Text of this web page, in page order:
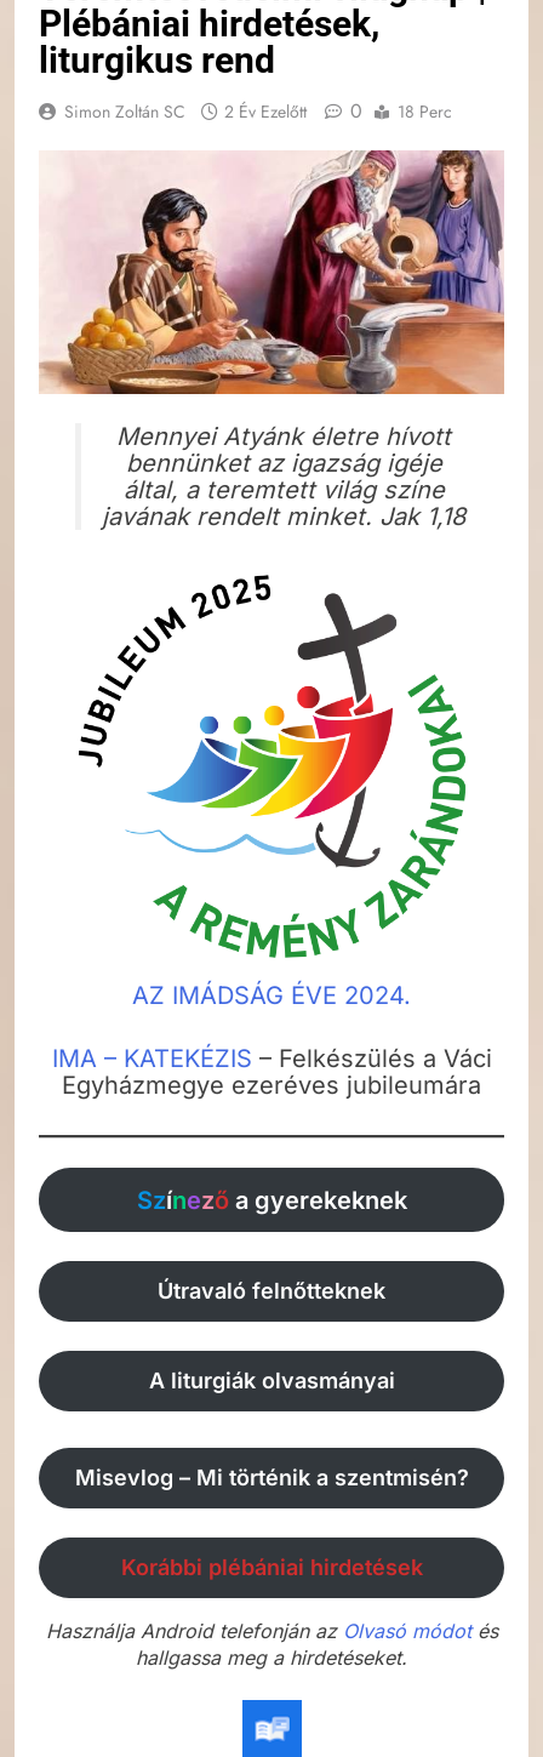
Plébániai hirdetések,
liturgikus rend
Simon Zoltán SC 2 Év Ezelőtt 0 18 Perc
Mennyei Atyánk életre hívott
bennünket az igazság igéje
által, a teremtett világ színe
javának rendelt minket. Jak 1,18
AZ IMÁDSÁG ÉVE 2024.
IMA – KATEKÉZIS – Felkészülés a Váci
Egyházmegye ezeréves jubileumára
Színezőa gyerekeknek
Útravaló felnőtteknek
A liturgiák olvasmányai
Misevlog – Mi történik a szentmisén?
Korábbi plébániai hirdetések
Használja Android telefonján az Olvasó módotés
hallgassa meg a hirdetéseket.